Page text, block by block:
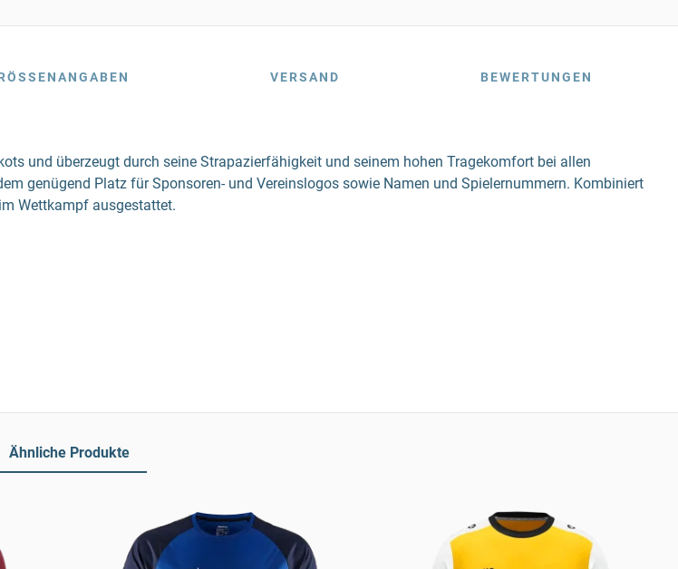
VERSAND BEWERTUNGEN
und überzeugt durch seine Strapazierfähigkeit und seinem hohen Tragekomfort bei allen
genügend Platz für Sponsoren- und Vereinslogos sowie Namen und Spielernummern. Kombiniert
Wettkampf ausgestattet.
Ähnliche Produkte